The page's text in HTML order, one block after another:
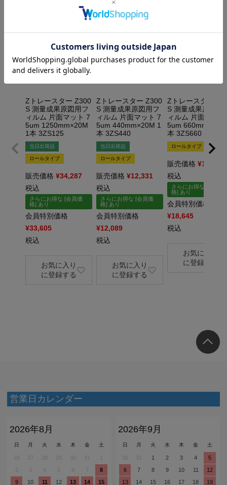
Zトレースター Z300
S 測量成果原図用フ
ィルム 片面マット 7
5um 1250mm×20M
1本 3ZS125
当日出荷品
ロールタイプ
販売価格 ¥34,287
税込
さらにお得な [会員価
格] あり
会員特別価格
¥33,605
税込
お気に入り
に登録する
Zトレースター Z300
S 測量成果原図用フ
ィルム 片面マット 7
5um 440mm×20M 1
本 3ZS440
当日出荷品
ロールタイプ
販売価格 ¥12,331
税込
さらにお得な [会員価
格] あり
会員特別価格
¥12,089
税込
お気に入り
に登録する
Zトレースター
S 測量成果原図用
ィルム 片面マッ
5um
本 3ZS660
ロールタイプ
販売価格 ¥19,019
税込
さらにお得な [会員価
格] あり
会員特別価格
¥18,645
税込
お気に入り
に登録する
営業日カレンダー
2026年8月
日 月 火 水 木 金 土
30 31
3 4 5
8
9
10 11 12 13 14
15
2026年9月
日 月 火 水 木 金 土
30 31 1 2 3 4
5
6
7 8 9 10 11
12
13
14 15 16 17 18
19